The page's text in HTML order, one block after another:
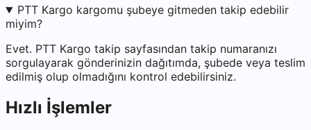
PTT Kargo kargomu şubeye gitmeden takip edebilir
miyim?
Evet. PTT Kargo takip sayfasından takip numaranızı
sorgulayarak gönderinizin dağıtımda, şubede veya teslim
edilmiş olup olmadığını kontrol edebilirsiniz.
Hızlı İşlemler